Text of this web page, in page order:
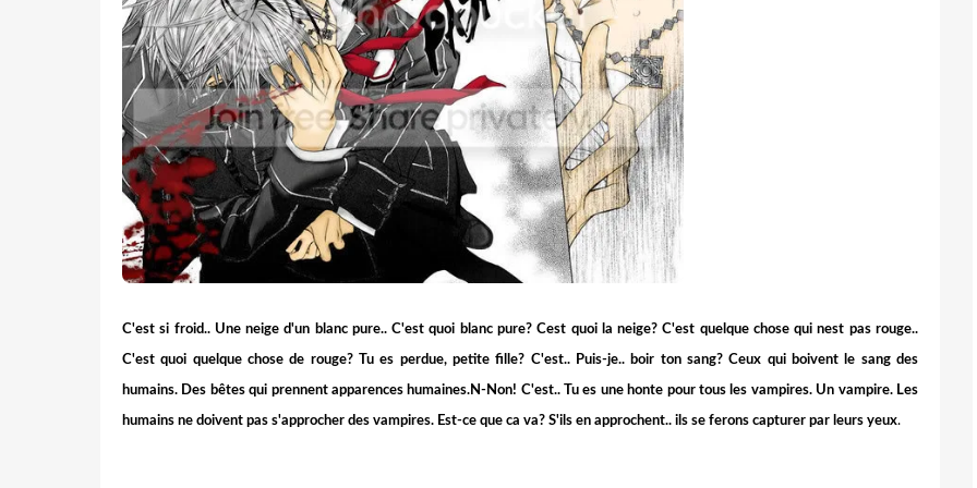
C'est si froid.. Une neige d'un blanc pure.. C'est quoi blanc pure? Cest quoi la neige? C'est quelque chose qui nest pas rouge..
C'est quoi quelque chose de rouge? Tu es perdue, petite fille? C'est.. Puis-je.. boir ton sang? Ceux qui boivent le sang des
humains. Des bêtes qui prennent apparences humaines.N-Non! C'est.. Tu es une honte pour tous les vampires. Un vampire. Les
humains ne doivent pas s'approcher des vampires. Est-ce que ca va? S'ils en approchent.. ils se ferons capturer par leurs yeux.